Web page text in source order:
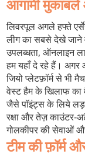
आगामी मुकाबले
लिवरपूल अगले हफ्ते
लीग का सबसे देखे जाने
उपलब्धता, ऑनलाइन
हम यहाँ दे रहे हैं। अगर
जियो प्लेटफ़ॉर्म से भी
वेस्ट हैम के खिलाफ का
जैसे पॉइंट्स के लिये लड़
रक्षा और तेज़
गोलकीपर की सेवाओं
टीम की फ़ॉर्म